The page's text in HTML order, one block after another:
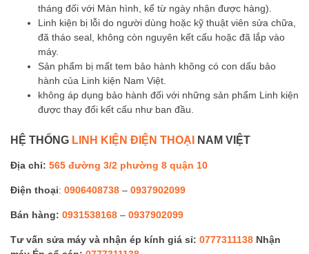
tháng đối với Màn hình, kể từ ngày nhận được hàng).
Linh kiện bị lỗi do người dùng hoặc kỹ thuật viên sửa chữa,
đã tháo seal, không còn nguyên kết cấu hoặc đã lắp vào
máy.
Sản phẩm bị mất tem bảo hành không có con dấu bảo
hành của Linh kiện Nam Việt.
không áp dụng bảo hành đối với những sản phẩm Linh kiện
được thay đổi kết cấu như ban đầu.
HỆ THỐNG LINH KIỆN ĐIỆN THOẠI NAM VIỆT
Địa chỉ: 565 đường 3/2 phường 8 quận 10
Điện thoại: 0906408738 – 0937902099
Bán hàng: 0931538168 – 0937902099
Tư vấn sửa máy và nhận ép kính giá sỉ: 0777311138 Nhận